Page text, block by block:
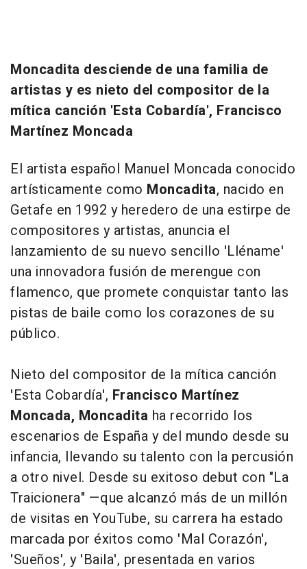
Moncadita desciende de una familia de
artistas y es nieto del compositor de la
mítica canción 'Esta Cobardía', Francisco
Martínez Moncada
El artista español Manuel Moncada conocido
artísticamente como Moncadita, nacido en
Getafe en 1992 y heredero de una estirpe de
compositores y artistas, anuncia el
lanzamiento de su nuevo sencillo 'Lléname'
una innovadora fusión de merengue con
flamenco, que promete conquistar tanto las
pistas de baile como los corazones de su
público.
Nieto del compositor de la mítica canción
'Esta Cobardía', Francisco Martínez
Moncada, Moncadita ha recorrido los
escenarios de España y del mundo desde su
infancia, llevando su talento con la percusión
a otro nivel. Desde su exitoso debut con "La
Traicionera" —que alcanzó más de un millón
de visitas en YouTube, su carrera ha estado
marcada por éxitos como 'Mal Corazón',
'Sueños', y 'Baila', presentada en varios